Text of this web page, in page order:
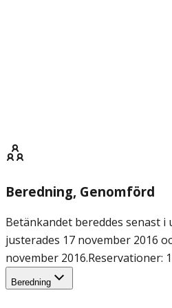
Beredning, Genomförd
Betänkandet bereddes senast
justerades 17 november 2016
november 2016.Reservationer:
Beredning